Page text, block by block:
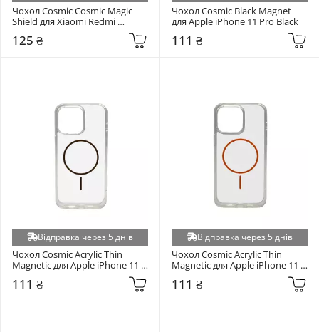
Чохол Cosmic Cosmic Magic
Shield для Xiaomi Redmi
125 ₴
Чохол Cosmic Black Magnet
для Apple iPhone 11 Pro Black
111 ₴
Відправка через 5 днів
Чохол Cosmic Acrylic Thin
Magnetic для Apple iPhone 11
111 ₴
Відправка через 5 днів
Чохол Cosmic Acrylic Thin
Magnetic для Apple iPhone 11
111 ₴